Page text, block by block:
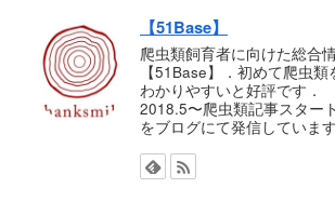
【51Base】
爬虫類飼育者に向けた総合
【51Base】．初めて爬虫
わかりやすいと好評です．
2018.5〜爬虫類記事スター
をブログにて発信しています